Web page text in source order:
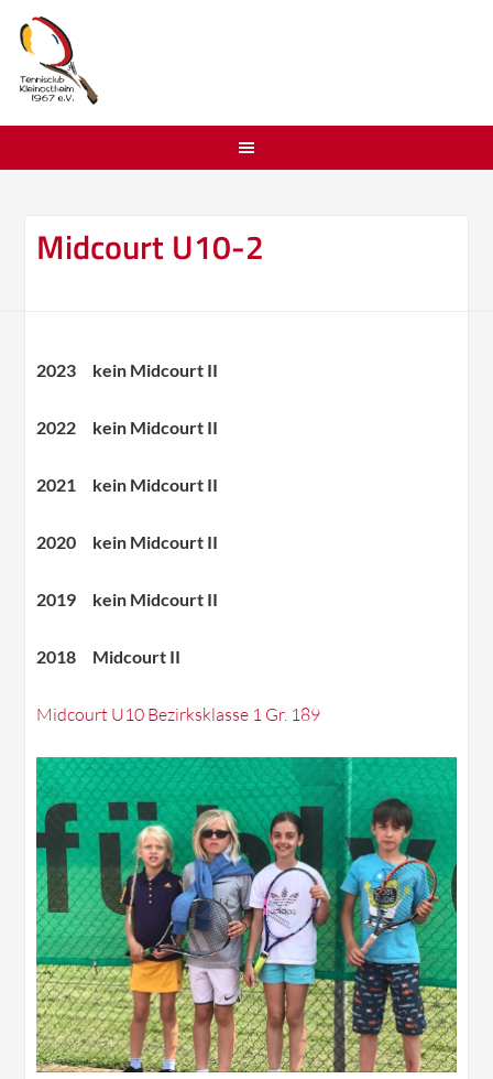
Midcourt U10-2
2023 kein Midcourt II
2022 kein Midcourt II
2021 kein Midcourt II
2020 kein Midcourt II
2019 kein Midcourt II
2018 Midcourt II
Midcourt U10 Bezirksklasse 1 Gr. 189